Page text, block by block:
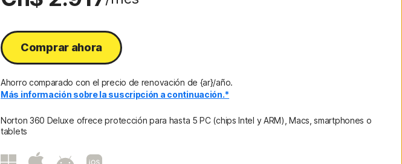
Comprar ahora
Ahorro comparado con el precio de renovación de {ar}/año.
Más información sobre la suscripción a continuación.*
Norton 360 Deluxe ofrece protección para hasta 5 PC (chips Intel y ARM), Macs, smartphones o
tablets